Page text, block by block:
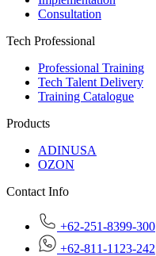
Consultation
Tech Professional
Professional Training
Tech Talent Delivery
Training Catalogue
Products
ADINUSA
OZON
Contact Info
+62-251-8399-300
+62-811-1123-242